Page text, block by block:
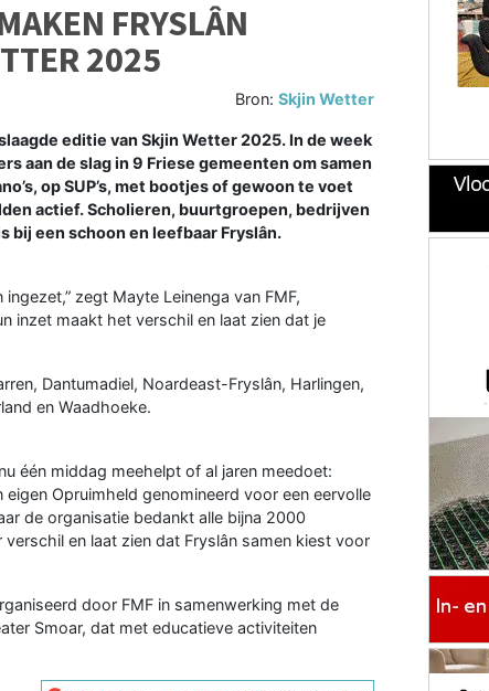
FRYSLÂN
2025
Bron:Skjin Wetter
editie van Skjin Wetter 2025. In de week
aan de slag in 9 Friese gemeenten om samen
op SUP’s, met bootjes of gewoon te voet
actief. Scholieren, buurtgroepen, bedrijven
een schoon en leefbaar Fryslân.
zegt Mayte Leinenga van FMF,
inzet maakt het verschil en laat zien dat je
Dantumadiel, Noardeast-Fryslân, Harlingen,
en Waadhoeke.
één middag meehelpt of al jaren meedoet:
Opruimheld genomineerd voor een eervolle
de organisatie bedankt alle bijna 2000
en laat zien dat Fryslân samen kiest voor
door FMF in samenwerking met de
Smoar, dat met educatieve activiteiten